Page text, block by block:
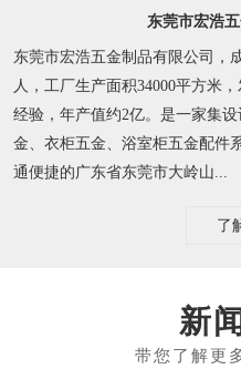
东莞市宏浩
东莞市宏浩五金制品有限公司，
人，工厂生产面积34000平方米
经验，年产值约2亿。是一家集
金、衣柜五金、浴室柜五金配件
通便捷的广东省东莞市大岭山...
了
新